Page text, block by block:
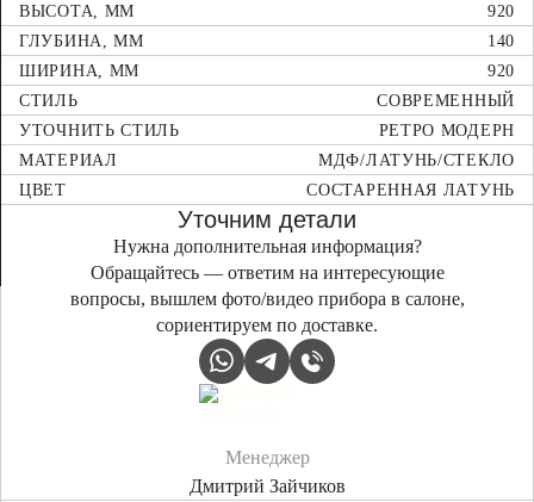
ВЫСОТА, ММ
920
ГЛУБИНА, ММ
140
ШИРИНА, ММ
920
СТИЛЬ
СОВРЕМЕННЫЙ
УТОЧНИТЬ СТИЛЬ
РЕТРО МОДЕРН
МАТЕРИАЛ
МДФ/ЛАТУНЬ/СТЕКЛО
ЦВЕТ
СОСТАРЕННАЯ ЛАТУНЬ
Менеджер
Дмитрий Зайчиков
Уточним детали
Нужна дополнительная информация?
Обращайтесь — ответим на интересующие
вопросы, вышлем фото/видео прибора в салоне,
сориентируем по доставке.